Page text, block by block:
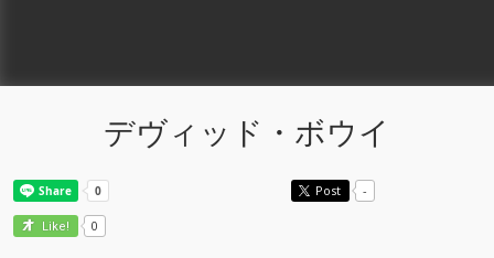
デヴィッド・ボウイ
Post -
Like! 0